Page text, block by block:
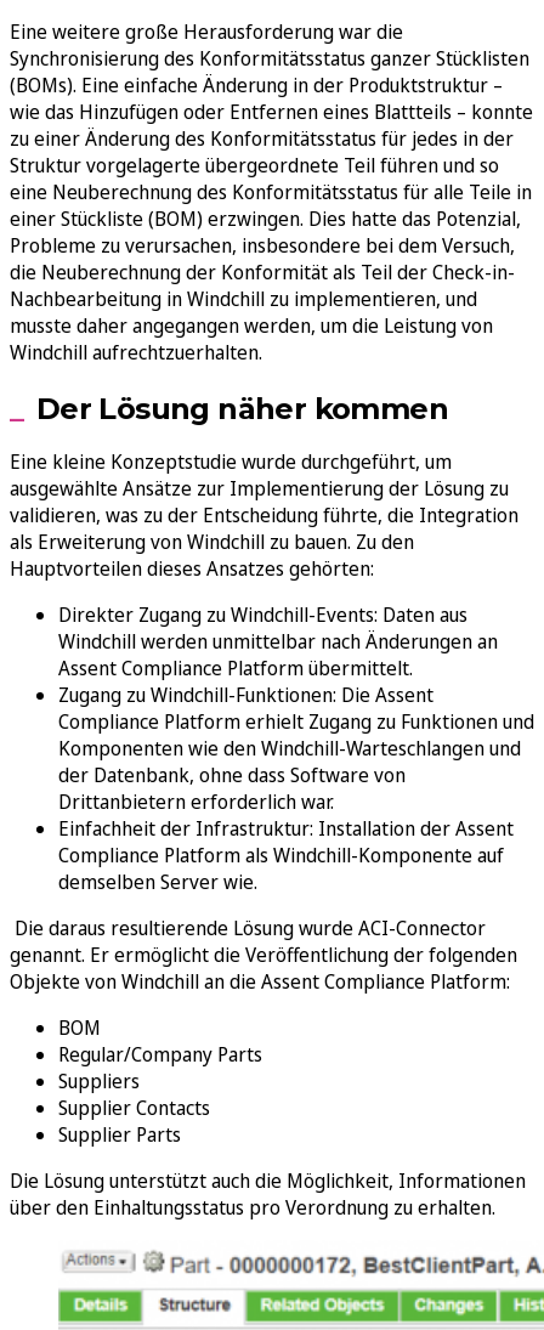
Eine weitere große Herausforderung war die
Synchronisierung des Konformitätsstatus ganzer Stücklisten
(BOMs). Eine einfache Änderung in der Produktstruktur –
wie das Hinzufügen oder Entfernen eines Blattteils – konnte
zu einer Änderung des Konformitätsstatus für jedes in der
Struktur vorgelagerte übergeordnete Teil führen und so
eine Neuberechnung des Konformitätsstatus für alle Teile in
einer Stückliste (BOM) erzwingen. Dies hatte das Potenzial,
Probleme zu verursachen, insbesondere bei dem Versuch,
die Neuberechnung der Konformität als Teil der Check-in-
Nachbearbeitung in Windchill zu implementieren, und
musste daher angegangen werden, um die Leistung von
Windchill aufrechtzuerhalten.
Der Lösung näher kommen
Eine kleine Konzeptstudie wurde durchgeführt, um
ausgewählte Ansätze zur Implementierung der Lösung zu
validieren, was zu der Entscheidung führte, die Integration
als Erweiterung von Windchill zu bauen. Zu den
Hauptvorteilen dieses Ansatzes gehörten:
Direkter Zugang zu Windchill-Events: Daten aus
Windchill werden unmittelbar nach Änderungen an
Assent Compliance Platform übermittelt.
Zugang zu Windchill-Funktionen: Die Assent
Compliance Platform erhielt Zugang zu Funktionen und
Komponenten wie den Windchill-Warteschlangen und
der Datenbank, ohne dass Software von
Drittanbietern erforderlich war.
Einfachheit der Infrastruktur: Installation der Assent
Compliance Platform als Windchill-Komponente auf
demselben Server wie.
Die daraus resultierende Lösung wurde ACI-Connector
genannt. Er ermöglicht die Veröffentlichung der folgenden
Objekte von Windchill an die Assent Compliance Platform:
BOM
Regular/Company Parts
Suppliers
Supplier Contacts
Supplier Parts
Die Lösung unterstützt auch die Möglichkeit, Informationen
über den Einhaltungsstatus pro Verordnung zu erhalten.